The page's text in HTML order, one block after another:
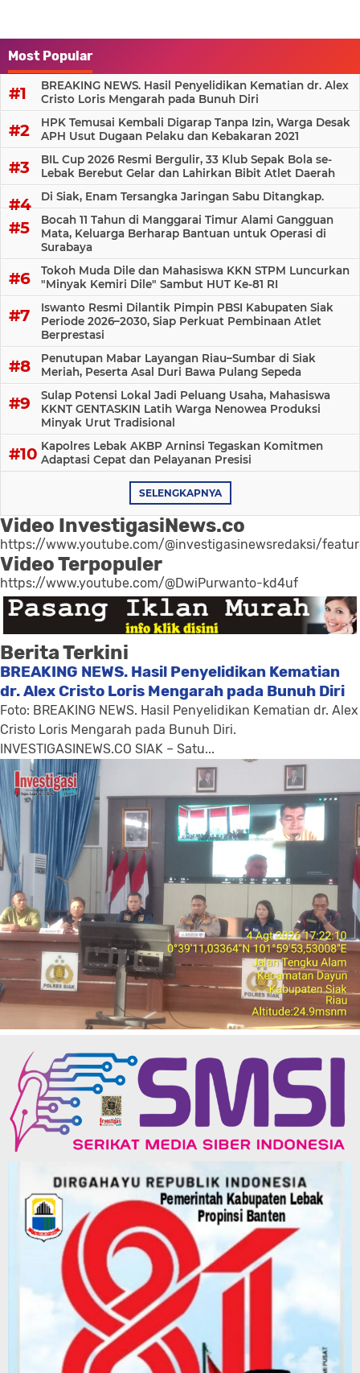
Most Popular
BREAKING NEWS. Hasil Penyelidikan Kematian dr. Alex
Cristo Loris Mengarah pada Bunuh Diri
HPK Temusai Kembali Digarap Tanpa Izin, Warga Desak
APH Usut Dugaan Pelaku dan Kebakaran 2021
BIL Cup 2026 Resmi Bergulir, 33 Klub Sepak Bola se-
Lebak Berebut Gelar dan Lahirkan Bibit Atlet Daerah
Di Siak, Enam Tersangka Jaringan Sabu Ditangkap.
Bocah 11 Tahun di Manggarai Timur Alami Gangguan
Mata, Keluarga Berharap Bantuan untuk Operasi di
Surabaya
Tokoh Muda Dile dan Mahasiswa KKN STPM Luncurkan
"Minyak Kemiri Dile" Sambut HUT Ke-81 RI
Iswanto Resmi Dilantik Pimpin PBSI Kabupaten Siak
Periode 2026–2030, Siap Perkuat Pembinaan Atlet
Berprestasi
Penutupan Mabar Layangan Riau–Sumbar di Siak
Meriah, Peserta Asal Duri Bawa Pulang Sepeda
Sulap Potensi Lokal Jadi Peluang Usaha, Mahasiswa
KKNT GENTASKIN Latih Warga Nenowea Produksi
Minyak Urut Tradisional
Kapolres Lebak AKBP Arninsi Tegaskan Komitmen
Adaptasi Cepat dan Pelayanan Presisi
SELENGKAPNYA
Video InvestigasiNews.co
https://www.youtube.com/@investigasinewsredaksi/
Video Terpopuler
https://www.youtube.com/@DwiPurwanto-kd4uf
Berita Terkini
BREAKING NEWS. Hasil Penyelidikan Kematian
dr. Alex Cristo Loris Mengarah pada Bunuh Diri
Foto: BREAKING NEWS. Hasil Penyelidikan Kematian dr. Alex
Cristo Loris Mengarah pada Bunuh Diri.
INVESTIGASINEWS.CO SIAK – Satu...